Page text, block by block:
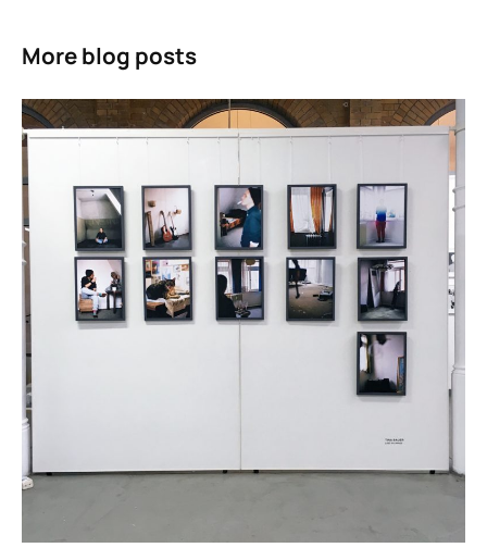
More blog posts